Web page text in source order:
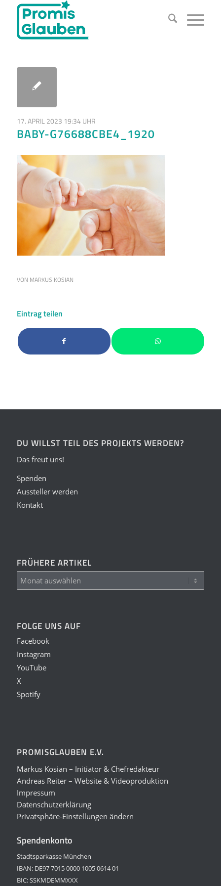
17. APRIL 2023 19:34 UHR
BABY-G76688CBE4_1920
VON MARKUS KOSIAN
Eintrag teilen
DU WILLST TEIL DES PROJEKTS WERDEN?
Das freut uns!
Spenden
Aussteller werden
Kontakt
FRÜHERE ARTIKEL
FOLGE UNS AUF
Facebook
Instagram
YouTube
X
Spotify
PROMISGLAUBEN E.V.
Markus Kosian – Initiator & Chefredakteur
Andreas Reiter – Website & Videoproduktion
Impressum
Datenschutzerklärung
Privatsphäre-Einstellungen ändern
Spendenkonto
Stadtsparkasse München
IBAN: DE97 7015 0000 1005 0614 01
BIC: SSKMDEMMXXX